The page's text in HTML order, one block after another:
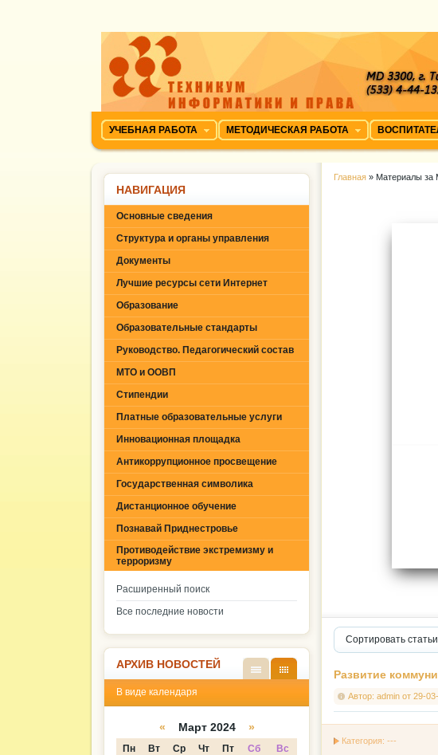
УЧЕБНАЯ РАБОТА МЕТОДИЧЕСКАЯ РАБОТА
Главная » Материалы за
Сортировать
Развитие
Автор: admin от 29-
Категория: ---
НАВИГАЦИЯ
Основные сведения
Структура и органы управления
Документы
Лучшие ресурсы сети Интернет
Образование
Образовательные стандарты
Руководство. Педагогический состав
МТО и ООВП
Стипендии
Платные образовательные услуги
Инновационная площадка
Антикоррупционное просвещение
Государственная символика
Дистанционное обучение
Познавай Приднестровье
Противодействие экстремизму и
терроризму
Расширенный поиск
Все последние новости
АРХИВ НОВОСТЕЙ
кален
списк
В виде календаря
« Март 2024 »
Пн Вт Ср Чт Пт Сб
Вс